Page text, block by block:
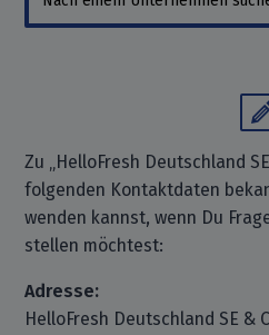
Zu „HelloFresh Deutschland
folgenden Kontaktdaten
wenden kannst, wenn Du
stellen möchtest:
Adresse:
HelloFresh Deutschland SE &